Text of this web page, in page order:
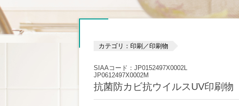
カテゴリ：印刷／印刷物
SIAAコード：JP0152497X0002L
JP0612497X0002M
抗菌防カビ抗ウイルスUV印刷物